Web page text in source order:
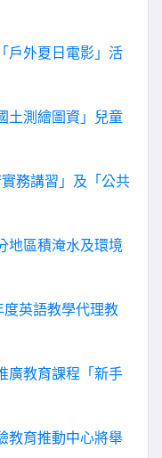
戶外夏日電影」活
土測繪圖資」兒童
務講習」及「公共
地區積淹水及環境
英語教學代理教
廣教育課程「新手
教育推動中心將舉